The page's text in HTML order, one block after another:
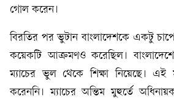
গোল করেন।
বিরতির পর ভুটান বাংলাদেশকে একটু চাপে
কয়েকটি আক্রমণও করেছিল।
ম্যাচের ভুল থেকে শিক্ষা নিয়েছে।
করেননি। ম্যাচের অন্তিম মুহুর্তে